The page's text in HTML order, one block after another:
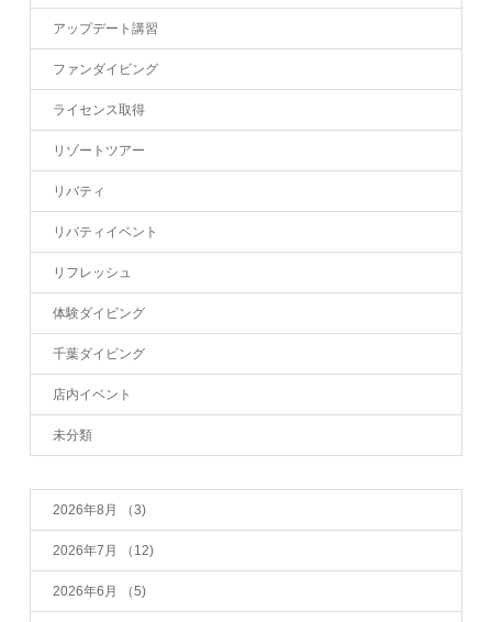
アップデート講習
ファンダイビング
ライセンス取得
リゾートツアー
リバティ
リバティイベント
リフレッシュ
体験ダイビング
千葉ダイビング
店内イベント
未分類
2026年8月 （3)
2026年7月 （12)
2026年6月 （5)